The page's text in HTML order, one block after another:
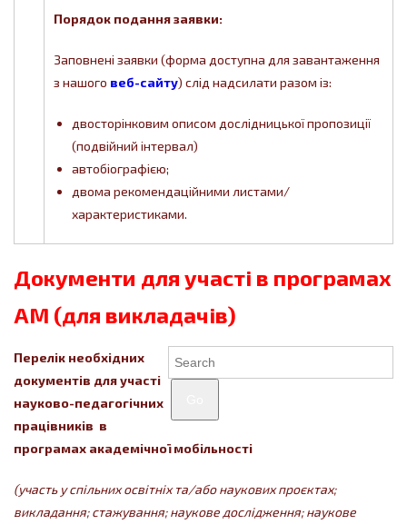
Порядок подання заявки:
Заповнені заявки (форма доступна для завантаження
з нашого веб-сайту) слід надсилати разом із:
двосторінковим описом дослідницької пропозиції
(подвійний інтервал)
автобіографією;
двома рекомендаційними листами/
характеристиками.
Документи для участі в програмах
АМ (для викладачів)
Перелік необхідних
документів для участі
науково-педагогічних
працівників в
програмах академічної мобільності
(участь у спільних освітніх та/або наукових проєктах;
викладання; стажування; наукове дослідження; наукове